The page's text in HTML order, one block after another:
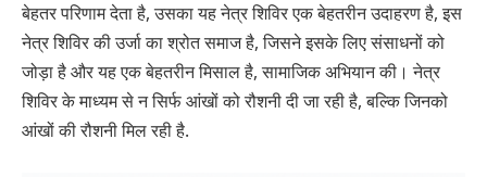
बेहतर परिणाम देता है, उसका यह नेत्र शिविर एक बेहतरीन उदाहरण है, इस
नेत्र शिविर की उर्जा का श्रोत समाज है, जिसने इसके लिए संसाधनों को
जोड़ा है और यह एक बेहतरीन मिसाल है, सामाजिक अभियान की। नेत्र
शिविर के माध्यम से न सिर्फ आंखों को रौशनी दी जा रही है, बल्कि जिनको
आंखों की रौशनी मिल रही है.